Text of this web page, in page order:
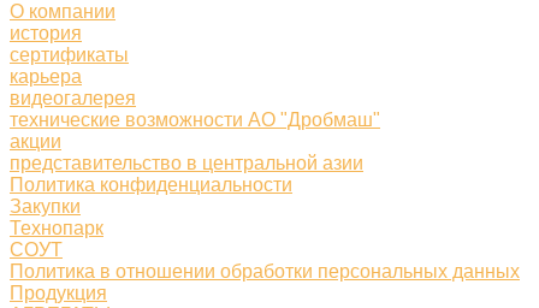
О компании
история
сертификаты
карьера
видеогалерея
технические возможности АО "Дробмаш"
акции
представительство в центральной азии
Политика конфиденциальности
Закупки
Технопарк
СОУТ
Политика в отношении обработки персональных данных
Продукция